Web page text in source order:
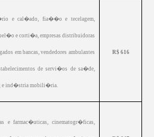
e cal�ado, fia��o e tecelagem,
e corti�a, empresas distribuidoras
em bancas, vendedores ambulantes
de servi�os de sa�de,
e ind�stria mobili�ria.
R$ 616
e farmac�uticas, cinematogr�ficas,